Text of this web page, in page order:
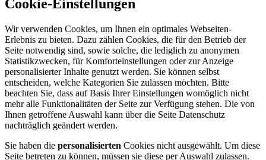
Cookie-Einstellungen
Wir verwenden Cookies, um Ihnen ein optimales Webseiten-
Erlebnis zu bieten. Dazu zählen Cookies, die für den Betrieb der
Seite notwendig sind, sowie solche, die lediglich zu anonymen
Statistikzwecken, für Komforteinstellungen oder zur Anzeige
personalisierter Inhalte genutzt werden. Sie können selbst
entscheiden, welche Kategorien Sie zulassen möchten. Bitte
beachten Sie, dass auf Basis Ihrer Einstellungen womöglich nicht
mehr alle Funktionalitäten der Seite zur Verfügung stehen. Die von
Ihnen getroffene Auswahl kann über die Seite Datenschutz
nachträglich geändert werden.
Sie haben die personalisierten Cookies nicht ausgewählt. Um diese
Seite betreten zu können, müssen sie diese per Auswahl zulassen.